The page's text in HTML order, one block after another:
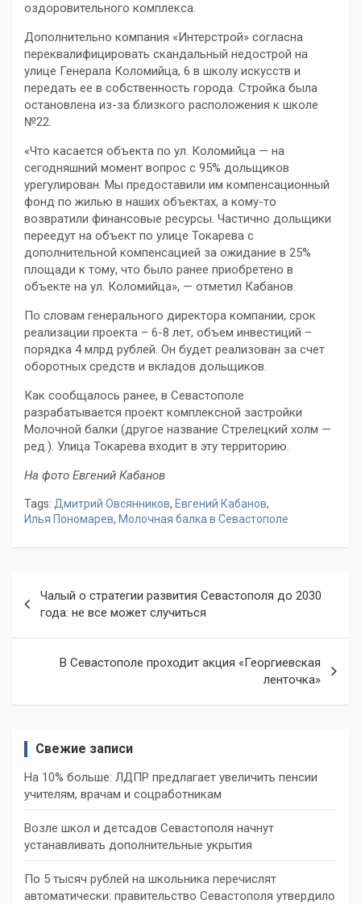
оздоровительного комплекса.
Дополнительно компания «Интерстрой» согласна
переквалифицировать скандальный недострой на
улице Генерала Коломийца, 6 в школу искусств и
передать ее в собственность города. Стройка была
остановлена из-за близкого расположения к школе
№22.
«Что касается объекта по ул. Коломийца — на
сегодняшний момент вопрос с 95% дольщиков
урегулирован. Мы предоставили им компенсационный
фонд по жилью в наших объектах, а кому-то
возвратили финансовые ресурсы. Частично дольщики
переедут на объект по улице Токарева с
дополнительной компенсацией за ожидание в 25%
площади к тому, что было ранее приобретено в
объекте на ул. Коломийца», — отметил Кабанов.
По словам генерального директора компании, срок
реализации проекта – 6-8 лет, объем инвестиций –
порядка 4 млрд рублей. Он будет реализован за счет
оборотных средств и вкладов дольщиков.
Как сообщалось ранее, в Севастополе
разрабатывается проект комплексной застройки
Молочной балки (другое название Стрелецкий холм —
ред.). Улица Токарева входит в эту территорию.
На фото Евгений Кабанов
Tags: Дмитрий Овсянников, Евгений Кабанов,
Илья Пономарев, Молочная балка в Севастополе
по
записям
Чалый о стратегии развития Севастополя до 2030
года: не все может случиться
В Севастополе проходит акция «Георгиевская
ленточка»
Свежие записи
На 10% больше: ЛДПР предлагает увеличить пенсии
учителям, врачам и соцработникам
Возле школ и детсадов Севастополя начнут
устанавливать дополнительные укрытия
По 5 тысяч рублей на школьника перечислят
автоматически: правительство Севастополя утвердило